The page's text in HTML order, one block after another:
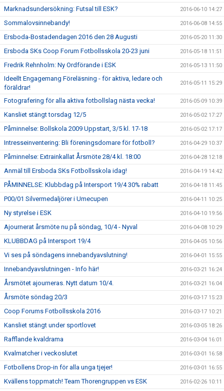
Marknadsundersökning: Futsal till ESK? 2016-06-10 14:27
Sommalovsinnebandy! 2016-06-08 14:55
Ersboda-Bostadendagen 2016 den 28 Augusti 2016-05-20 11:30
Ersboda SKs Coop Forum Fotbollsskola 20-23 juni 2016-05-18 11:51
Fredrik Rehnholm: Ny Ordförande i ESK 2016-05-13 11:50
Ideellt Engagemang Föreläsning - för aktiva, ledare och
föräldrar!
2016-05-11 15:29
Fotografering för alla aktiva fotbollslag nästa vecka! 2016-05-09 10:39
Kansliet stängt torsdag 12/5 2016-05-02 17:27
Påminnelse: Bollskola 2009 Uppstart, 3/5 kl. 17-18 2016-05-02 17:17
Intresseinventering: Bli föreningsdomare för fotboll? 2016-04-29 10:37
Påminnelse: Extrainkallat Årsmöte 28/4 kl. 18:00 2016-04-28 12:18
Anmäl till Ersboda SKs Fotbollsskola idag! 2016-04-19 14:42
PÅMINNELSE: Klubbdag på Intersport 19/4 30% rabatt 2016-04-18 11:45
P00/01 Silvermedaljörer i Umecupen 2016-04-11 10:25
Ny styrelse i ESK 2016-04-10 19:56
Ajournerat årsmöte nu på söndag, 10/4 - Nyval 2016-04-08 10:29
KLUBBDAG på Intersport 19/4 2016-04-05 10:56
Vi ses på söndagens innebandyavslutning! 2016-04-01 15:55
Innebandyavslutningen - Info här! 2016-03-21 16:24
Årsmötet ajourneras. Nytt datum 10/4. 2016-03-21 16:04
Årsmöte söndag 20/3 2016-03-17 15:23
Coop Forums Fotbollsskola 2016 2016-03-17 10:21
Kansliet stängt under sportlovet 2016-03-05 18:26
Rafflande kvaldrama 2016-03-04 16:01
Kvalmatcher i veckoslutet 2016-03-01 16:58
Fotbollens Drop-in för alla unga tjejer! 2016-03-01 16:55
Kvällens toppmatch! Team Thorengruppen vs ESK 2016-02-26 10:11